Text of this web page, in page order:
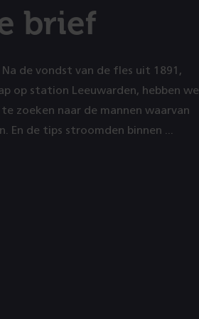
brief
de vondst van de fles uit 1891,
op station Leeuwarden, hebben we
zoeken naar de mannen waarvan
En de tips stroomden binnen ...